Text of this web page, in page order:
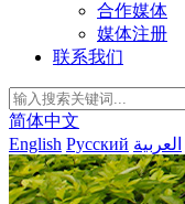
合作媒体
媒体注册
联系我们
简体中文
English Русский العربية